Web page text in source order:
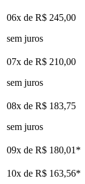
06x de R$ 245,00
sem juros
07x de R$ 210,00
sem juros
08x de R$ 183,75
sem juros
09x de R$ 180,01 *
10x de R$ 163,56*